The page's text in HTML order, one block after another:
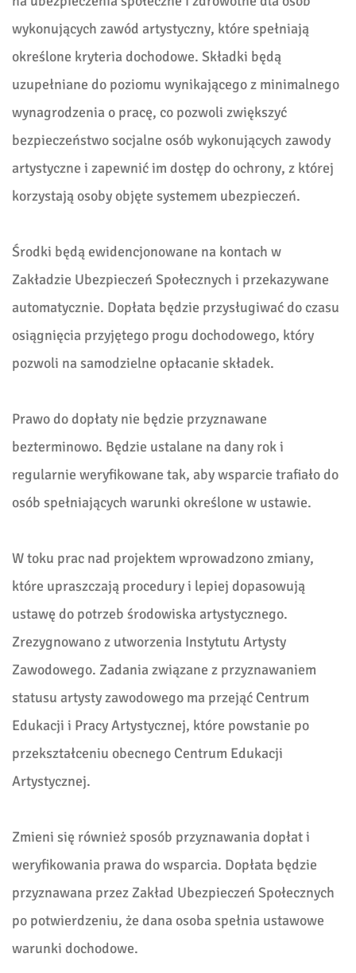
wykonujących zawód artystyczny, które spełniają
określone kryteria dochodowe. Składki będą
uzupełniane do poziomu wynikającego z minimalnego
wynagrodzenia o pracę, co pozwoli zwiększyć
bezpieczeństwo socjalne osób wykonujących zawody
artystyczne i zapewnić im dostęp do ochrony, z której
korzystają osoby objęte systemem ubezpieczeń.
Środki będą ewidencjonowane na kontach w
Zakładzie Ubezpieczeń Społecznych i przekazywane
automatycznie. Dopłata będzie przysługiwać do czasu
osiągnięcia przyjętego progu dochodowego, który
pozwoli na samodzielne opłacanie składek.
Prawo do dopłaty nie będzie przyznawane
bezterminowo. Będzie ustalane na dany rok i
regularnie weryfikowane tak, aby wsparcie trafiało do
osób spełniających warunki określone w ustawie.
W toku prac nad projektem wprowadzono zmiany,
które upraszczają procedury i lepiej dopasowują
ustawę do potrzeb środowiska artystycznego.
Zrezygnowano z utworzenia Instytutu Artysty
Zawodowego. Zadania związane z przyznawaniem
statusu artysty zawodowego ma przejąć Centrum
Edukacji i Pracy Artystycznej, które powstanie po
przekształceniu obecnego Centrum Edukacji
Artystycznej.
Zmieni się również sposób przyznawania dopłat i
weryfikowania prawa do wsparcia. Dopłata będzie
przyznawana przez Zakład Ubezpieczeń Społecznych
po potwierdzeniu, że dana osoba spełnia ustawowe
warunki dochodowe.